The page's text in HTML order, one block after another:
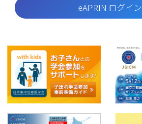
eAPRIN ログイン